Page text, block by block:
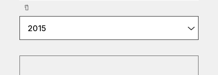
ปี
2015